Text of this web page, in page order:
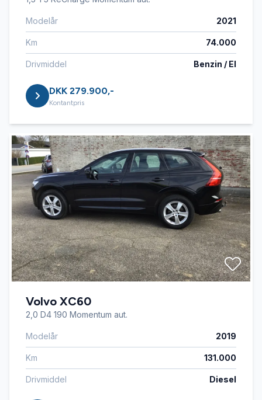
Modelår 2021
Km 74.000
Drivmiddel Benzin / El
DKK 279.900,-
Kontantpris
Volvo XC60
2,0 D4 190 Momentum aut.
Modelår 2019
Km 131.000
Drivmiddel Diesel